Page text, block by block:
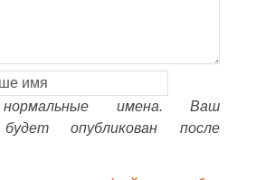
нормальные имена. Ваш
опубликован после